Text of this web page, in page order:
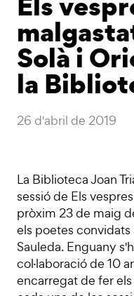
Solà i
la
26 d'abril de 2019
La Biblioteca Joan
sessió de Els
pròxim 23 de maig
els poetes convidats
Sauleda. Enguany
col·laboració de 10
encarregat de fer